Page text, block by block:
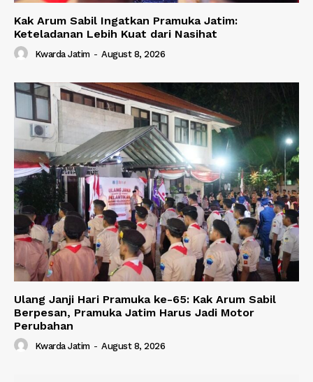
Kak Arum Sabil Ingatkan Pramuka Jatim:
Keteladanan Lebih Kuat dari Nasihat
Kwarda Jatim - August 8, 2026
Ulang Janji Hari Pramuka ke-65: Kak Arum Sabil
Berpesan, Pramuka Jatim Harus Jadi Motor
Perubahan
Kwarda Jatim - August 8, 2026